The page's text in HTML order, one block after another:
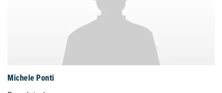
Michele Ponti